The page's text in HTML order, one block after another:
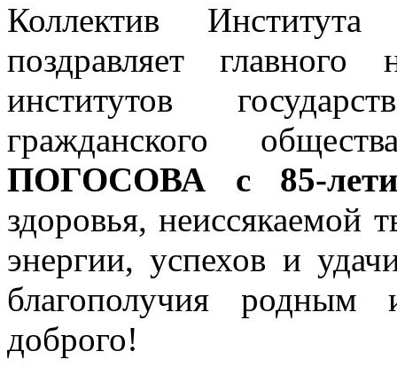
Коллектив
поздравляет главного
институтов
гражданского
ПОГОСОВА с 85-
здоровья, неиссякаемой
энергии, успехов и
благополучия
доброго!